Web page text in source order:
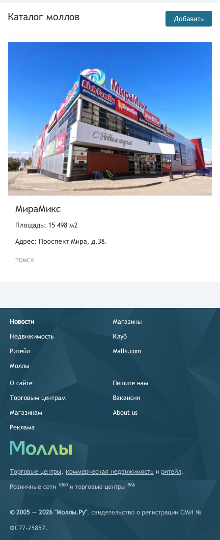
Каталог моллов Добавить
МираМикс
Площадь: 15 498 м2
Адрес: Проспект Мира, д.38.
ТОМСК
Новости
Недвижимость
Ритейл
Моллы
Магазины
Клуб
Malls.com
О сайте
Торговым центрам
Магазинам
Реклама
Пишите нам
Вакансии
About us
Торговые центры, коммерческая недвижимость и ритейл.
Розничные сети 1060 и торговые центры 966
© 2005 — 2026 "Моллы.Ру", свидетельство о регистрации СМИ №
ФС77-25857.